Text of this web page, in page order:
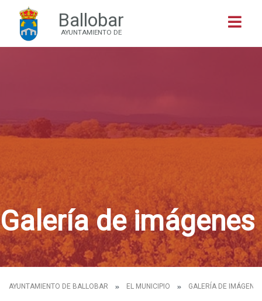
Ballobar
AYUNTAMIENTO DE
Galería de imágenes
AYUNTAMIENTO DE BALLOBAR EL MUNICIPIO GALERÍA DE IMÁGENES